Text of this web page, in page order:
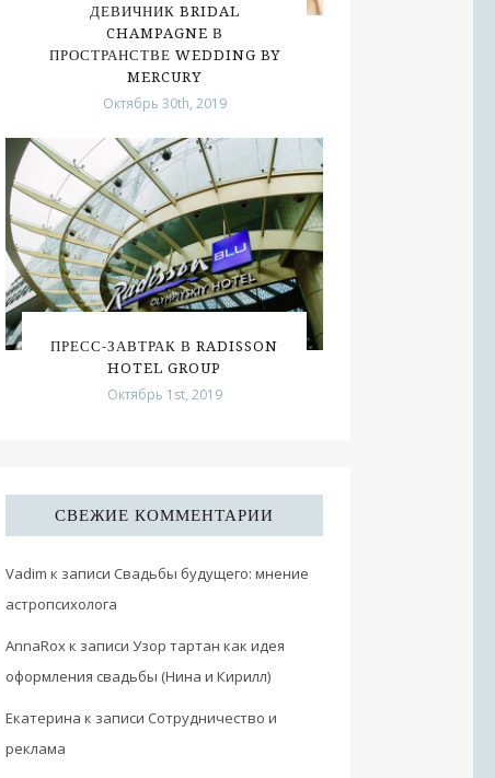
ДЕВИЧНИК BRIDAL
CHAMPAGNE В
ПРОСТРАНСТВЕ WEDDING BY
MERCURY
Октябрь 30th, 2019
ПРЕСС-ЗАВТРАК В RADISSON
HOTEL GROUP
Октябрь 1st, 2019
СВЕЖИЕ КОММЕНТАРИИ
Vadim к записи Свадьбы будущего: мнение
астропсихолога
AnnaRoxк записи Узор тартан как идея
оформления свадьбы (Нина и Кирилл)
Екатерина к записи Сотрудничество и
реклама